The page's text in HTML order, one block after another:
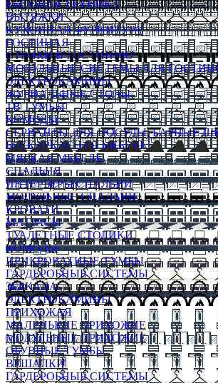
БЫТОВАЯ ТЕХНИКА
ВЫТЯЖКИ
КУХОННАЯ ФУРНИТУРА
ГОСТИНАЯ
СТЕНКИ В ГОСТИНУЮ
МОДУЛЬНЫЕ СИСТЕМЫ ДЛЯ
ЭЛЕКТРОКАМИНЫ
ЖУРНАЛЬНЫЕ СТОЛЫ
ТВ ТУМБЫ
КОМОДЫ
СЕРВАНТЫ ДЛЯ ПОСУДЫ, БАРНЫЕ
БЕСКАРКАСНАЯ МЕБЕЛЬ
МЯГКАЯ МЕБЕЛЬ
СПАЛЬНЯ
ИНТЕРЬЕРЫ СПАЛЬНИ
МОДУЛЬНЫЕ СПАЛЬНИ
КРОВАТИ
МАТРАСЫ
ТУАЛЕТНЫЕ СТОЛИКИ
КОМОДЫ
ПРИКРОВАТНЫЕ ТУМБЫ
ГАРДЕРОБНЫЕ СИСТЕМЫ
ЗЕРКАЛА
ЭЛЕКТРОКАМИНЫ
ПРИХОЖАЯ
МАЛЕНЬКИЕ ПРИХОЖИЕ
МОДУЛЬНЫЕ ПРИХОЖИЕ
ОБУВНЫЕ ТУМБЫ
ВЕШАЛКИ
ГАРДЕРОБНЫЕ СИСТЕМЫ